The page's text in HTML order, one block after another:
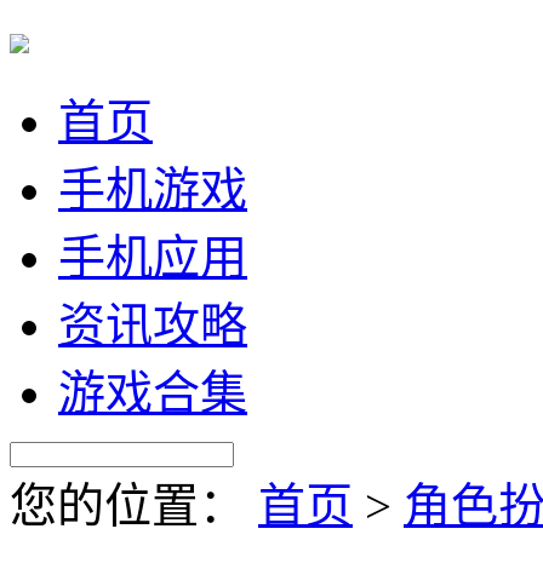
首页
手机游戏
手机应用
资讯攻略
游戏合集
您的位置： 首页 > 角色